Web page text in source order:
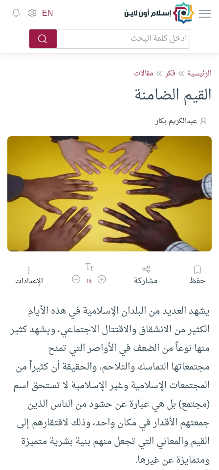
إسلام أون لاين EN
الرئيسية فكر مقالات
القيم الضامنة
عبدالكريم بكار
حفظ مشاركة زيادة حجم الخط
16 تقليل حجم الخطالإعدادات
يشهد العديد من البلدان الإسلامية في هذه الأيام
الكثير من الانشقاق والاقتتال الاجتماعي، ويشهد كثير
منها نوعاً من الضعف في الأواصر التي تمنح
مجتمعاتها التماسك والتلاحم، والحقيقة أن كثيراً من
المجتمعات الإسلامية وغير الإسلامية لا تستحق اسم
(مجتمع) بل هي عبارة عن حشود من الناس الذين
جمعتهم الأقدار في مكان واحد، وذلك لافتقارهم إلى
القيم والمعاني التي تجعل منهم بنية بشرية متميزة
ومتمايزة عن غيرها.